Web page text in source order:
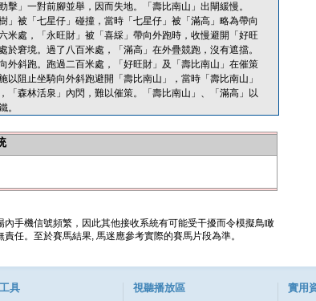
」一對前腳並舉，因而失地。「壽比南山」出閘緩慢。
」被「七星仔」碰撞，當時「七星仔」被「滿高」略為帶向
米處，「永旺財」被「喜綵」帶向外跑時，收慢避開「好旺
窘境。過了八百米處，「滿高」在外疊競跑，沒有遮擋。
外斜跑。跑過二百米處，「好旺財」及「壽比南山」在催策
阻止坐騎向外斜跑避開「壽比南山」，當時「壽比南山」
森林活泉」內閃，難以催策。「壽比南山」、「滿高」以
。
手機信號頻繁，因此其他接收系統有可能受干擾而令模擬鳥瞰
任。至於賽馬結果, 馬迷應參考實際的賽馬片段為準。
具 視聽播放區 實用